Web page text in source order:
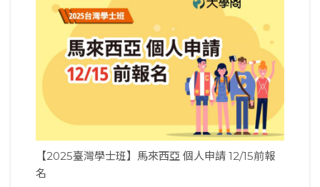
【2025臺灣學士班】馬來西亞 個人申請 12/15前報
名